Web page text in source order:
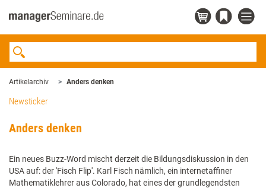
Artikelarchiv Anders denken
Newsticker
Anders denken
Ein neues Buzz-Word mischt derzeit die Bildungsdiskussion in den
USA auf: der 'Fisch Flip'. Karl Fisch nämlich, ein internetaffiner
Mathematiklehrer aus Colorado, hat eines der grundlegendsten